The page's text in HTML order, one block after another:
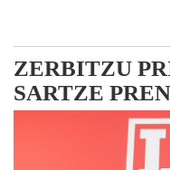
ZERBITZU
SARTZE